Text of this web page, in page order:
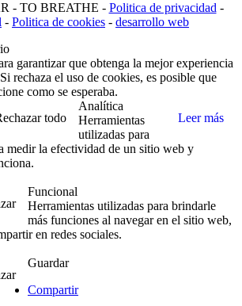
- TO BREATHE - Politica de privacidad -
- Politica de cookies - desarrollo web
garantizar que obtenga la mejor experiencia
rechaza el uso de cookies, es posible que
como se esperaba.
todo Leer más
Analítica
Herramientas
utilizadas para
medir la efectividad de un sitio web y
Funcional
Herramientas utilizadas para brindarle
más funciones al navegar en el sitio web,
en redes sociales.
Guardar
Compartir